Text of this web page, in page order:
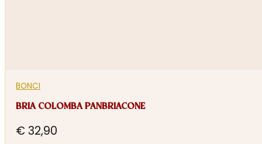
BONCI
BRIA COLOMBA PANBRIACONE
€32,90